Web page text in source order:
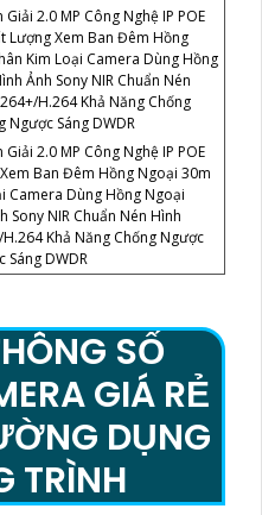
Giải 2.0 MP Công Nghệ IP POE
Lượng Xem Ban Đêm Hồng
Kim Loại Camera Dùng Hồng
Ảnh Sony NIR Chuẩn Nén
H.264 Khả Năng Chống
Ngược Sáng DWDR
Giải 2.0 MP Công Nghệ IP POE
Ban Đêm Hồng Ngoại 30m
Camera Dùng Hồng Ngoại
Sony NIR Chuẩn Nén Hình
Khả Năng Chống Ngược
Sáng DWDR
SỐ
GIÁ RẺ
DỤNG
TRÌNH